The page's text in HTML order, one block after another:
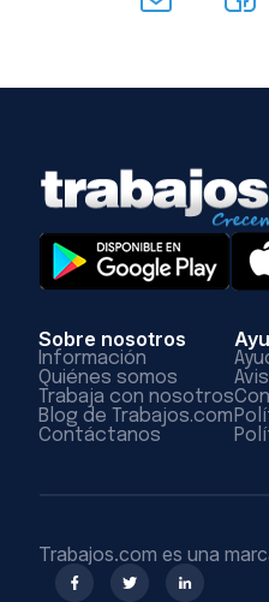
Sobre nosotros
Información
Quiénes somos
Trabaja con nosotros
Blog de Trabajos.com
Contáctanos
Trabajos.com es una